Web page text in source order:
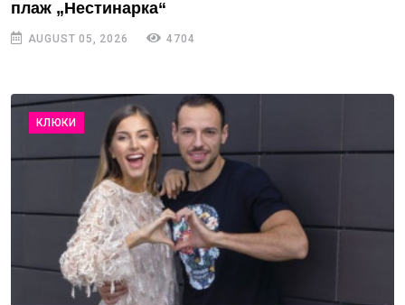
плаж „Нестинарка“
AUGUST 05, 2026 4704
КЛЮКИ